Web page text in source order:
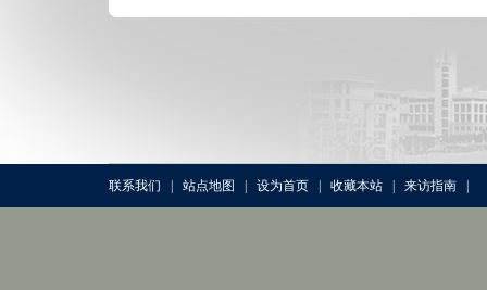
联系我们 站点地图 设为首页 收藏本站 来访指南